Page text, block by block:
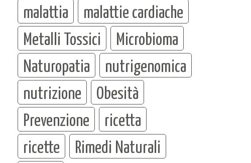
malattia
malattie cardiache
Metalli Tossici
Microbioma
Naturopatia
nutrigenomica
nutrizione
Obesità
Prevenzione
ricetta
ricette
Rimedi Naturali